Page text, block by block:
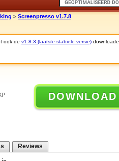
> Screenpresso v1.7.8
ook de v1.8.3 (laatste stabiele versie)
DOWNLOAD
Reviews